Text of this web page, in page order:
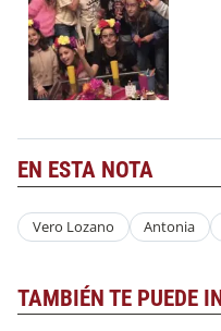
EN ESTA NOTA
Vero Lozano Antonia
TAMBIÉN TE PUEDE